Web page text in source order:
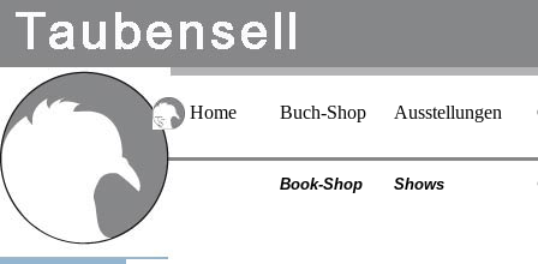
Home Buch-Shop Ausstellungen
Book-Shop Shows